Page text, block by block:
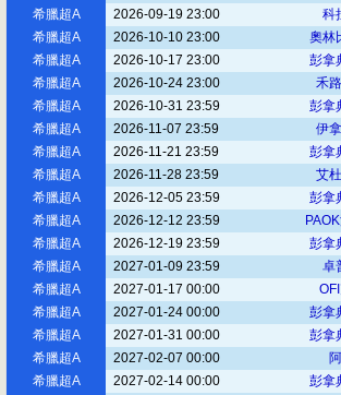
希臘超A
2026-09-19 23:00
科
希臘超A
2026-10-10 23:00
奧林
希臘超A
2026-10-17 23:00
彭拿
希臘超A
2026-10-24 23:00
禾
希臘超A
2026-10-31 23:59
彭拿
希臘超A
2026-11-07 23:59
伊
希臘超A
2026-11-21 23:59
彭拿
希臘超A
2026-11-28 23:59
艾
希臘超A
2026-12-05 23:59
彭拿
希臘超A
2026-12-12 23:59
希臘超A
2026-12-19 23:59
彭拿
希臘超A
2027-01-09 23:59
卓
希臘超A
2027-01-17 00:00
希臘超A
2027-01-24 00:00
彭拿
希臘超A
2027-01-31 00:00
彭拿
希臘超A
2027-02-07 00:00
希臘超A
2027-02-14 00:00
彭拿